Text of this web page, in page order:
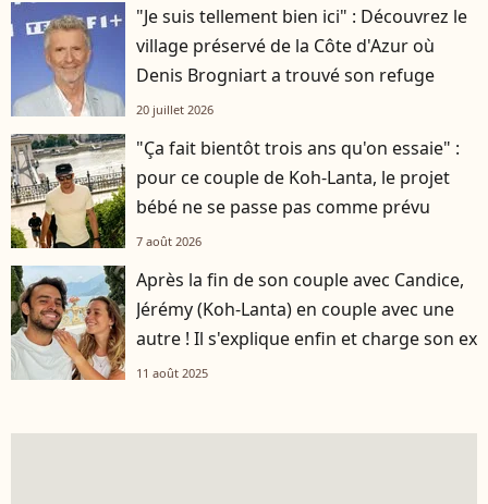
"Je suis tellement bien ici" : Découvrez le
village préservé de la Côte d'Azur où
Denis Brogniart a trouvé son refuge
20 juillet 2026
"Ça fait bientôt trois ans qu'on essaie" :
pour ce couple de Koh-Lanta, le projet
bébé ne se passe pas comme prévu
7 août 2026
Après la fin de son couple avec Candice,
Jérémy (Koh-Lanta) en couple avec une
autre ! Il s'explique enfin et charge son ex
11 août 2025